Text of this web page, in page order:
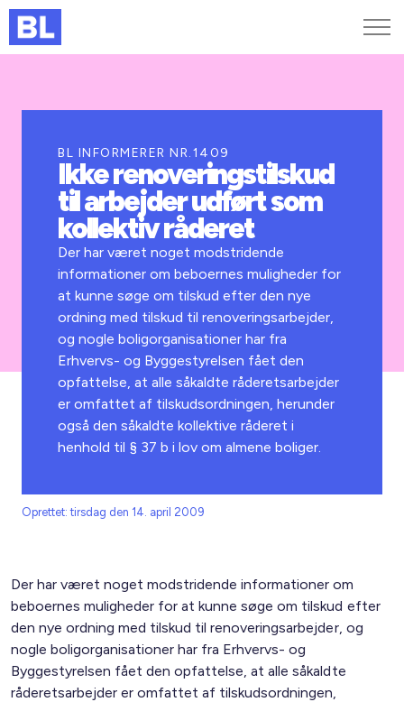
Kurser og arrangementer
Jobportalen
BL INFORMERER NR.1409
Ikke renoveringstilskud
til arbejder udført som
kollektiv råderet
Der har været noget modstridende
informationer om beboernes muligheder for
at kunne søge om tilskud efter den nye
ordning med tilskud til renoveringsarbejder,
og nogle boligorganisationer har fra
Erhvervs- og Byggestyrelsen fået den
opfattelse, at alle såkaldte råderetsarbejder
er omfattet af tilskudsordningen, herunder
også den såkaldte kollektive råderet i
henhold til § 37 b i lov om almene boliger.
Oprettet: tirsdag den 14. april 2009
Der har været noget modstridende informationer om
beboernes muligheder for at kunne søge om tilskud efter
den nye ordning med tilskud til renoveringsarbejder, og
nogle boligorganisationer har fra Erhvervs- og
Byggestyrelsen fået den opfattelse, at alle såkaldte
råderetsarbejder er omfattet af tilskudsordningen,